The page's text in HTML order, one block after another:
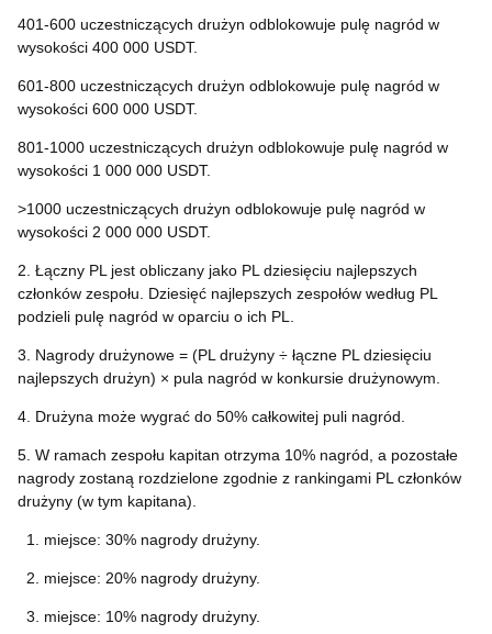
401-600 uczestniczących drużyn odblokowuje pulę nagród w
wysokości 400 000 USDT.
601-800 uczestniczących drużyn odblokowuje pulę nagród w
wysokości 600 000 USDT.
801-1000 uczestniczących drużyn odblokowuje pulę nagród w
wysokości 1 000 000 USDT.
>1000 uczestniczących drużyn odblokowuje pulę nagród w
wysokości 2 000 000 USDT.
2. Łączny PL jest obliczany jako PL dziesięciu najlepszych
członków zespołu. Dziesięć najlepszych zespołów według PL
podzieli pulę nagród w oparciu o ich PL.
3. Nagrody drużynowe = (PL drużyny ÷ łączne PL dziesięciu
najlepszych drużyn) × pula nagród w konkursie drużynowym.
4. Drużyna może wygrać do 50% całkowitej puli nagród.
5. W ramach zespołu kapitan otrzyma 10% nagród, a pozostałe
nagrody zostaną rozdzielone zgodnie z rankingami PL członków
drużyny (w tym kapitana).
1. miejsce: 30% nagrody drużyny.
2. miejsce: 20% nagrody drużyny.
3. miejsce: 10% nagrody drużyny.